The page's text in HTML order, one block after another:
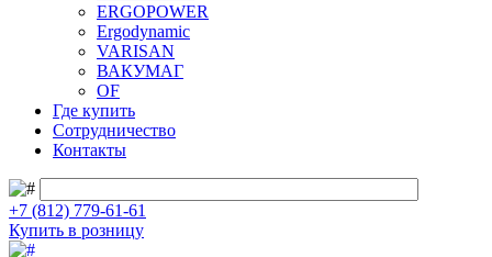
ERGOPOWER
Ergodynamic
VARISAN
ВАКУМАГ
OF
Где купить
Сотрудничество
Контакты
+7 (812) 779-61-61
Купить в розницу